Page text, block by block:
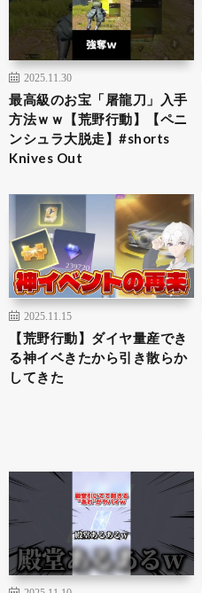
2025.11.30
最高級のお宝「屠龍刀」入手
方法ｗｗ【荒野行動】【ペニ
ンシュラ大脱走】#shorts
Knives Out
2025.11.15
【荒野行動】ダイヤ量産でき
る神イベきたから引き散らか
してきた